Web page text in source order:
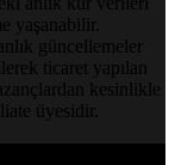
yaşanabilir.
güncellemeler
ticaret yapılan
kesinlikle
üyesidir.